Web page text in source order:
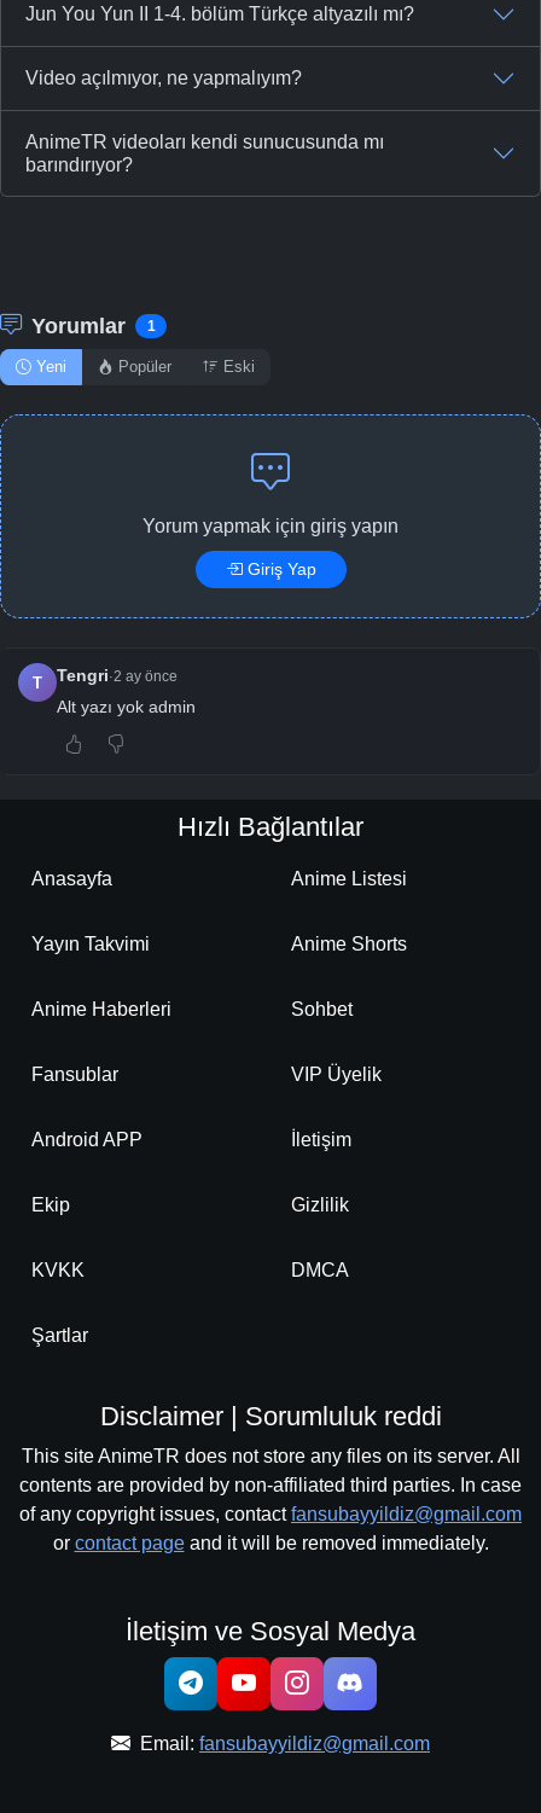
Jun You Yun II 1-4. bölüm Türkçe altyazılı mı?
Video açılmıyor, ne yapmalıyım?
AnimeTR videoları kendi sunucusunda mı
barındırıyor?
Yorumlar 1
Yeni Popüler Eski
Yorum yapmak için giriş yapın
Giriş Yap
T Tengri·2 ay önce
Alt yazı yok admin
Hızlı Bağlantılar
Anasayfa Anime Listesi
Yayın Takvimi Anime Shorts
Anime Haberleri Sohbet
Fansublar VIP Üyelik
Android APP İletişim
Ekip Gizlilik
KVKK DMCA
Şartlar
Disclaimer | Sorumluluk reddi
This site AnimeTR does not store any files on its server. All
contents are provided by non-affiliated third parties. In case
of any copyright issues, contactfansubayyildiz@gmail.com
or contact pageand it will be removed immediately.
İletişim ve Sosyal Medya
Email: fansubayyildiz@gmail.com